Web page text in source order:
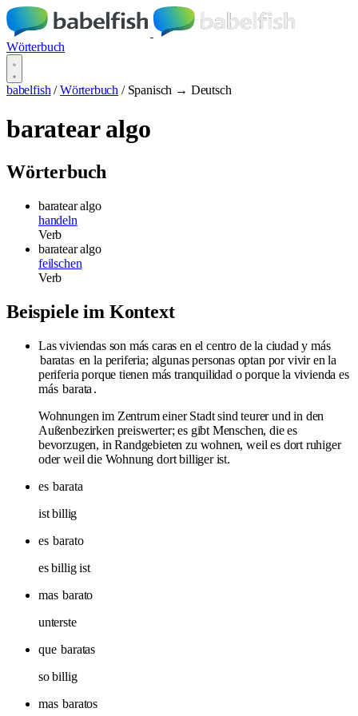
Wörterbuch
babelfish / Wörterbuch / Spanisch → Deutsch
baratear algo
Wörterbuch
baratear algo
handeln
Verb
baratear algo
feilschen
Verb
Beispiele im Kontext
Las viviendas son más caras en el centro de la ciudad y más
baratas en la periferia; algunas personas optan por vivir en la
periferia porque tienen más tranquilidad o porque la vivienda es
más barata .
Wohnungen im Zentrum einer Stadt sind teurer und in den
Außenbezirken preiswerter; es gibt Menschen, die es
bevorzugen, in Randgebieten zu wohnen, weil es dort ruhiger
oder weil die Wohnung dort billiger ist.
es barata
ist billig
es barato
es billig ist
mas barato
unterste
que baratas
so billig
mas baratos